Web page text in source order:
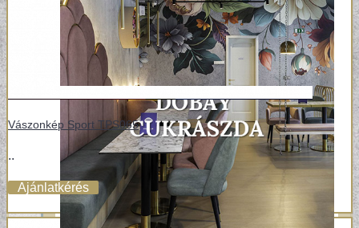
Vászonkép Sport TPS065
..
Ajánlatkérés